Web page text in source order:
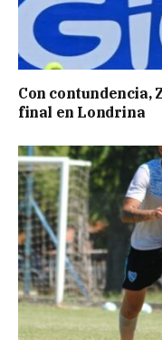
Con contundencia,
final en Londrina